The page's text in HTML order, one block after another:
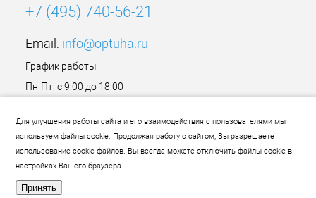
Для улучшения работы сайта и его взаимодействия с пользователями мы
используем файлы cookie. Продолжая работу с сайтом, Вы разрешаете
использование cookie-файлов. Вы всегда можете отключить файлы cookie в
настройках Вашего браузера.
Принять
+7 (495) 740-56-21
Email: info@optuha.ru
График работы
Пн-Пт: с 9:00 до 18:00